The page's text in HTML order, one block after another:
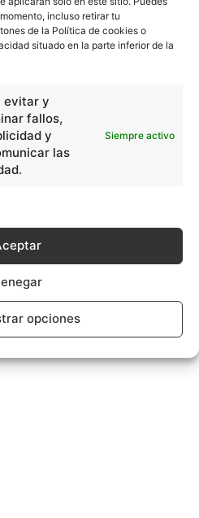
incluso retirar tu
de la Política de cookies o
situado en la parte inferior de la
evitar y
fallos,
y
las
Siempre activo
opciones